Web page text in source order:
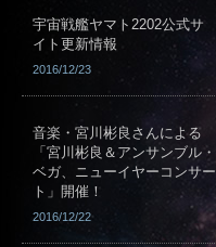
宇宙戦艦ヤマト2202公式サ
イト更新情報
2016/12/23
音楽・宮川彬良さんによる
「宮川彬良＆アンサンブル・
ベガ、ニューイヤーコンサー
ト」開催！
2016/12/22